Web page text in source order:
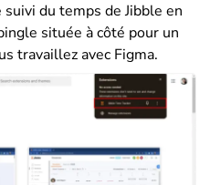
suivi du temps de Jibble en
située à côté pour un
travaillez avec Figma.